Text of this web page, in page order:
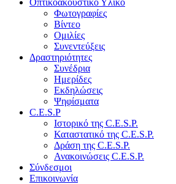
Οπτικοακουστικό Υλικό
Φωτογραφίες
Βίντεο
Ομιλίες
Συνεντεύξεις
Δραστηριότητες
Συνέδρια
Ημερίδες
Εκδηλώσεις
Ψηφίσματα
C.E.S.P
Ιστορικό της C.E.S.P.
Καταστατικό της C.E.S.P.
Δράση της C.E.S.P.
Ανακοινώσεις C.E.S.P.
Σύνδεσμοι
Επικοινωνία